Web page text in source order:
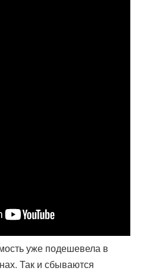
уже подешевела в
Так и сбываются